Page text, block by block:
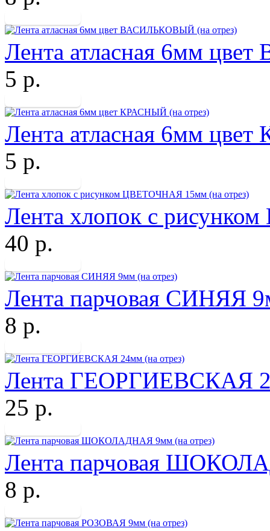
Лента атласная 6мм
5 р.
Лента атласная 6мм
5 р.
Лента хлопок с
40 р.
Лента парчовая СИНЯЯ
8 р.
Лента ГЕОРГИЕВСКАЯ
25 р.
Лента парчовая
8 р.